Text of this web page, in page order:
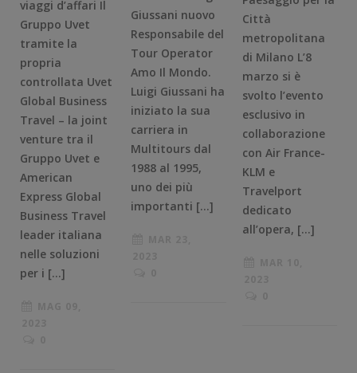
viaggi d’affari Il
Gruppo Uvet
tramite la
propria
controllata Uvet
Global Business
Travel – la joint
venture tra il
Gruppo Uvet e
American
Express Global
Business Travel
leader italiana
nelle soluzioni
per i […]
Giussani nuovo
Responsabile del
Tour Operator
Amo Il Mondo.
Luigi Giussani ha
iniziato la sua
carriera in
Multitours dal
1988 al 1995,
uno dei più
importanti […]
Città
metropolitana
di Milano L’8
marzo si è
svolto l’evento
esclusivo in
collaborazione
con Air France-
KLM e
Travelport
dedicato
all’opera, […]